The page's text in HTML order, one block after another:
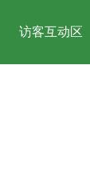
访客互动区